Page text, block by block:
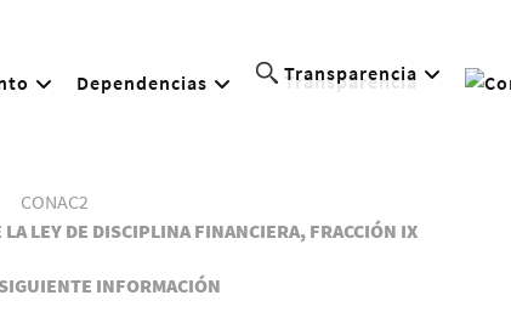
Dependencias Transparencia
LEY DE DISCIPLINA FINANCIERA, FRACCIÓN IX
INFORMACIÓN